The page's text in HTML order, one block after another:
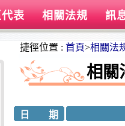
表 相關法規 訊
捷徑位置 : 首頁>相關法
相關
日 期